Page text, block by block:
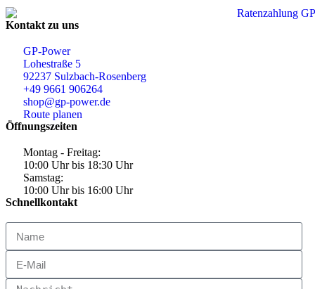
Kontakt zu uns
GP-Power
Lohestraße 5
92237 Sulzbach-Rosenberg
+49 9661 906264
shop@gp-power.de
Route planen
Öffnungszeiten
Montag - Freitag:
10:00 Uhr bis 18:30 Uhr
Samstag:
10:00 Uhr bis 16:00 Uhr
Schnellkontakt